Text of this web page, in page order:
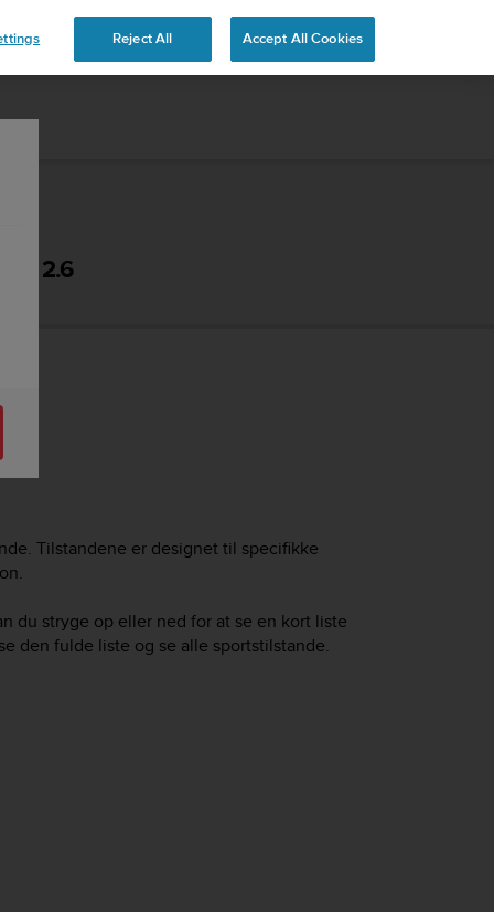
- 2.6
Tilstandene er designet til specifikke
du stryge op eller ned for at se en kort liste
den fulde liste og se alle sportstilstande.
Reject All Accept All Cookies